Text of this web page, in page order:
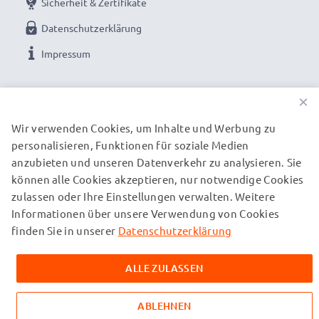
Datenschutzerklärung
Impressum
UNSERE VERSANDPARTNER
© subtel.de 2026
Alle Preise verstehen sich inklusive Mehrwertsteuer und
zuzüglich Versandkosten. Bitte beachten Sie, dass alle
Inhaber sind und ausschließlich zur Information über unsere
Produkte auf unseren Webseiten genannt werden.
×
Wir verwenden Cookies, um Inhalte und Werbung zu
personalisieren, Funktionen für soziale Medien
anzubieten und unseren Datenverkehr zu analysieren. Sie
können alle Cookies akzeptieren, nur notwendige Cookies
zulassen oder Ihre Einstellungen verwalten. Weitere
Informationen über unsere Verwendung von Cookies
finden Sie in unserer Datenschutzerklärung
ALLE ZULASSEN
ABLEHNEN